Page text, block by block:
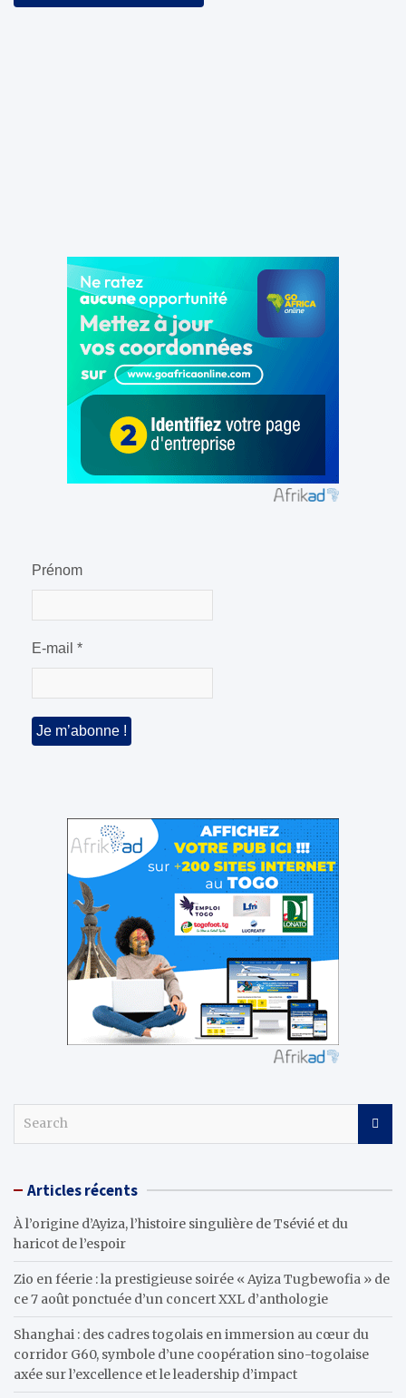
Prénom
E-mail *
c
h
Articles récents
À l’origine d’Ayiza, l’histoire singulière de Tsévié et du
haricot de l’espoir
Zio en féerie : la prestigieuse soirée « Ayiza Tugbewofia » de
ce 7 août ponctuée d’un concert XXL d’anthologie
Shanghai : des cadres togolais en immersion au cœur du
corridor G60, symbole d’une coopération sino-togolaise
axée sur l’excellence et le leadership d’impact